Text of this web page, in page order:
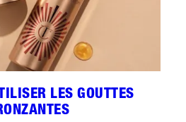
LES GOUTTES